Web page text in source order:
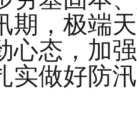
期，极端
心态，加
实做好防